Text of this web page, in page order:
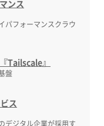
ンス
パフォーマンスクラウ
Tailscale』
盤
ス
デジタル企業が採用す